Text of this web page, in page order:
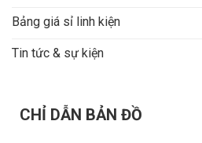
Bảng giá sỉ linh kiện
Tin tức & sự kiện
CHỈ DẪN BẢN ĐỒ